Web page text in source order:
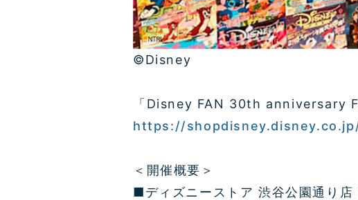
©Disney
「Disney FAN 30th anniversary
https://
＜開催概要＞
■ディズニーストア 渋谷公園通り店